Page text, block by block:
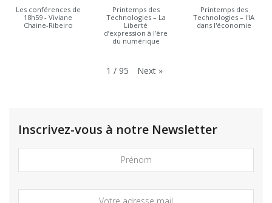
Les conférences de
18h59 - Viviane
Chaine-Ribeiro
Printemps des
Technologies – La
Liberté
d’expression à l’ère
du numérique
Printemps des
Technologies – l'IA
dans l'économie
1 / 95 Next »
Inscrivez-vous à notre Newsletter